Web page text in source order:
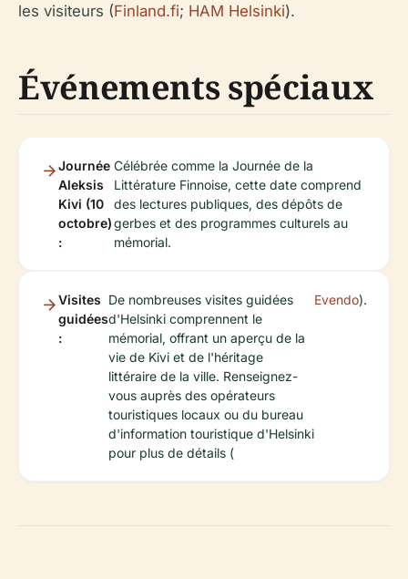
les visiteurs (Finland.fi; HAM Helsinki).
Événements spéciaux
Journée
Aleksis
Kivi (10
octobre)
:
Célébrée comme la Journée de la
Littérature Finnoise, cette date comprend
des lectures publiques, des dépôts de
gerbes et des programmes culturels au
mémorial.
Visites
guidées
:
De nombreuses visites guidées
d'Helsinki comprennent le
mémorial, offrant un aperçu de la
vie de Kivi et de l'héritage
littéraire de la ville. Renseignez-
vous auprès des opérateurs
touristiques locaux ou du bureau
d'information touristique d'Helsinki
pour plus de détails (
Evendo).